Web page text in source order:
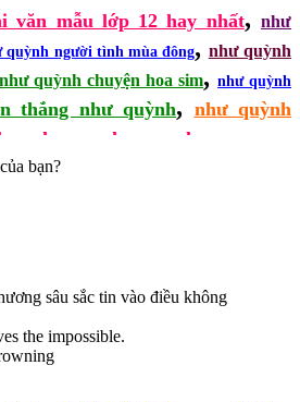
văn mẫu lớp 12 hay nhất,như
quỳnh người tình mùa đông, như quỳnh
như quỳnh chuyện hoa sim,như quỳnh
thắng như quỳnh, như quỳnh
nhu quynh quang le
bạn?
sâu sắc tin vào điều không
the impossible.